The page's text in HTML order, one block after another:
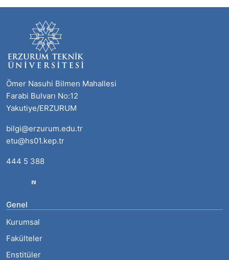
Ömer Nasuhi Bilmen Mahallesi
Farabi Bulvarı No:12
Yakutiye/ERZURUM
bilgi@erzurum.edu.tr
etu@hs01.kep.tr
444 5 388
Genel
Kurumsal
Fakülteler
Enstitüler